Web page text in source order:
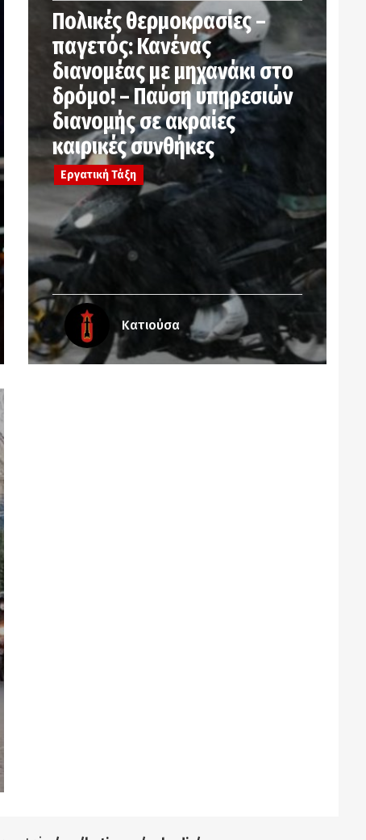
Πολικές θερμοκρασίες –
παγετός: Κανένας
διανομέας με μηχανάκι στο
δρόμο! – Παύση υπηρεσιών
διανομής σε ακραίες
καιρικές συνθήκες
Εργατική Τάξη
Κατιούσα